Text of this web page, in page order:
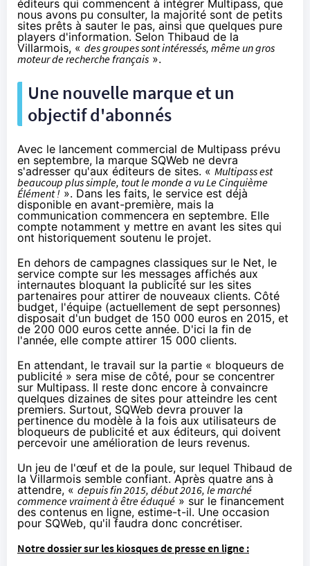
éditeurs qui commencent à intégrer Multipass, que
nous avons pu consulter, la majorité sont de petits
sites prêts à sauter le pas, ainsi que quelques pure
players d'information. Selon Thibaud de la
Villarmois, « des groupes sont intéressés, même un gros
moteur de recherche français ».
Une nouvelle marque et un
objectif d'abonnés
Avec le lancement commercial de Multipass prévu
en septembre, la marque SQWeb ne devra
s'adresser qu'aux éditeurs de sites. « Multipass est
beaucoup plus simple, tout le monde a vu Le Cinquième
Élément ! ». Dans les faits, le service est déjà
disponible en avant-première, mais la
communication commencera en septembre. Elle
compte notamment y mettre en avant les sites qui
ont historiquement soutenu le projet.
En dehors de campagnes classiques sur le Net, le
service compte sur les messages affichés aux
internautes bloquant la publicité sur les sites
partenaires pour attirer de nouveaux clients. Côté
budget, l'équipe (actuellement de sept personnes)
disposait d'un budget de 150 000 euros en 2015, et
de 200 000 euros cette année. D'ici la fin de
l'année, elle compte attirer 15 000 clients.
En attendant, le travail sur la partie « bloqueurs de
publicité » sera mise de côté, pour se concentrer
sur Multipass. Il reste donc encore à convaincre
quelques dizaines de sites pour atteindre les cent
premiers. Surtout, SQWeb devra prouver la
pertinence du modèle à la fois aux utilisateurs de
bloqueurs de publicité et aux éditeurs, qui doivent
percevoir une amélioration de leurs revenus.
Un jeu de l'œuf et de la poule, sur lequel Thibaud de
la Villarmois semble confiant. Après quatre ans à
attendre, « depuis fin 2015, début 2016, le marché
commence vraiment à être éduqué » sur le financement
des contenus en ligne, estime-t-il. Une occasion
pour SQWeb, qu'il faudra donc concrétiser.
Notre dossier sur les kiosques de presse en ligne :